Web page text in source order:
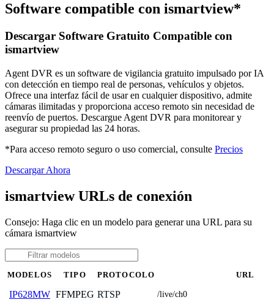
Software compatible con ismartview*
Descargar Software Gratuito Compatible con
ismartview
Agent DVR es un software de vigilancia gratuito impulsado por IA
con detección en tiempo real de personas, vehículos y objetos.
Ofrece una interfaz fácil de usar en cualquier dispositivo, admite
cámaras ilimitadas y proporciona acceso remoto sin necesidad de
reenvío de puertos. Descargue Agent DVR para monitorear y
asegurar su propiedad las 24 horas.
*Para acceso remoto seguro o uso comercial, consulte Precios
Descargar Ahora
ismartview URLs de conexión
Consejo: Haga clic en un modelo para generar una URL para su
cámara ismartview
MODELOS TIPO PROTOCOLO URL
IP628MW FFMPEG RTSP /live/ch0